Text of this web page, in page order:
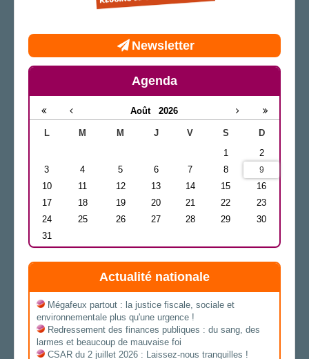
Newsletter
Agenda
Août 2026
L M M J V S
D
1
2
3
4 5 6 7 8 9
10 11 12 13 14 15
16
17
18 19 20 21 22
23
24
25 26 27 28 29
30
31
Actualité nationale
Mégafeux partout : la justice fiscale, sociale et
environnementale plus qu'une urgence !
Redressement des finances publiques : du sang, des
larmes et beaucoup de mauvaise foi
CSAR du 2 juillet 2026 : Laissez-nous tranquilles !